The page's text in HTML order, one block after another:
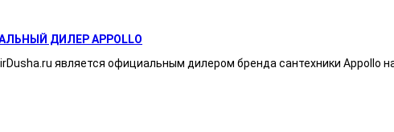
ДИЛЕР APPOLLO
является официальным дилером бренда сантехники